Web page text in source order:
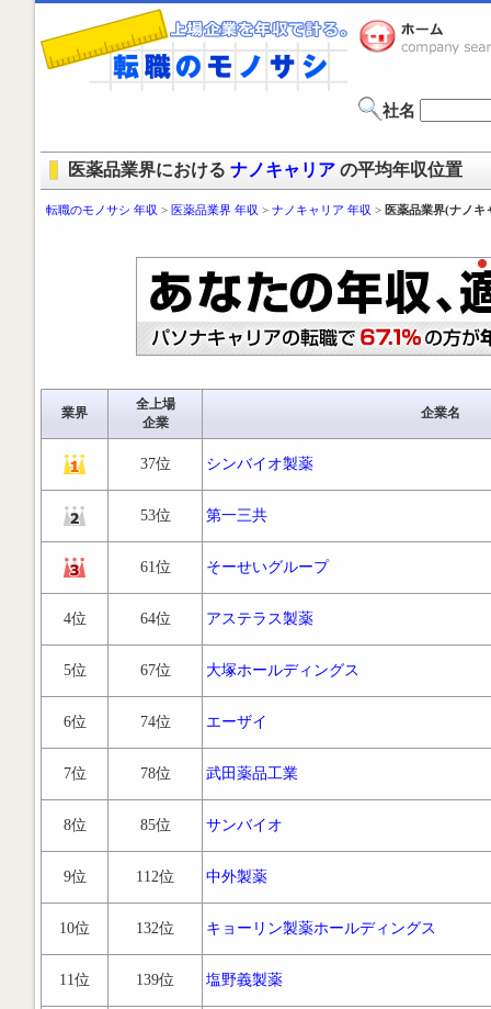
社名
医薬品業界における ナノキャリア の平均年収位置
転職のモノサシ 年収 > 医薬品業界 年収 > ナノキャリア 年収 > 医薬品業界(ナノキ
業界
全上場
企業
企業名
37位 シンバイオ製薬
53位 第一三共
61位 そーせいグループ
4位 64位 アステラス製薬
5位 67位 大塚ホールディングス
6位 74位 エーザイ
7位 78位 武田薬品工業
8位 85位 サンバイオ
9位 112位 中外製薬
10位 132位 キョーリン製薬ホールディングス
11位 139位 塩野義製薬